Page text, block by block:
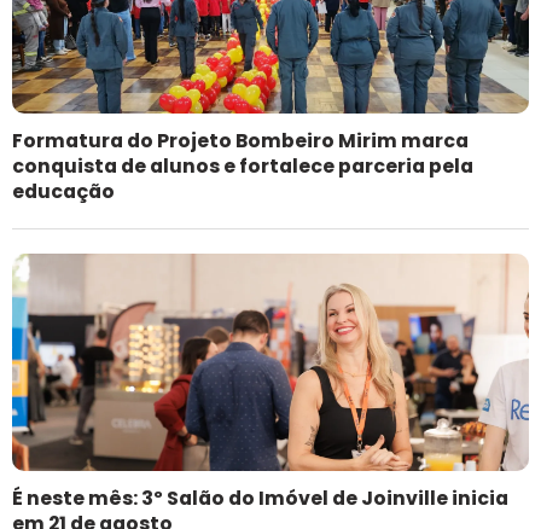
Formatura do Projeto Bombeiro Mirim marca
conquista de alunos e fortalece parceria pela
educação
É neste mês: 3º Salão do Imóvel de Joinville inicia